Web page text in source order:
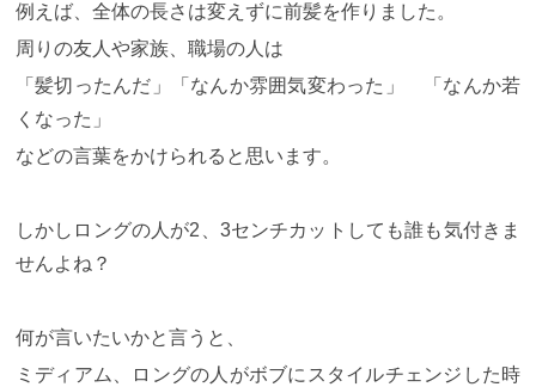
例えば、全体の長さは変えずに前髪を作りました。
周りの友人や家族、職場の人は
「髪切ったんだ」「なんか雰囲気変わった」 「なんか若
くなった」
などの言葉をかけられると思います。
しかしロングの人が2 3センチカットしても誰も気付きま
せんよね？
何が言いたいかと言うと、
ミディアム、ロングの人がボブにスタイルチェンジした時